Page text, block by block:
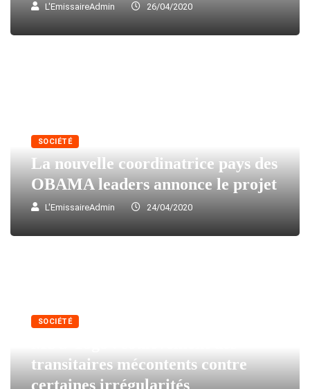
L'EmissaireAdmin 26/04/2020
SOCIÉTÉ
La nouvelle coordinatrice pays des
OBAMA leaders annonce le projet
L'EmissaireAdmin 24/04/2020
SOCIÉTÉ
transitaires mécontents contre
certaines irrégularités